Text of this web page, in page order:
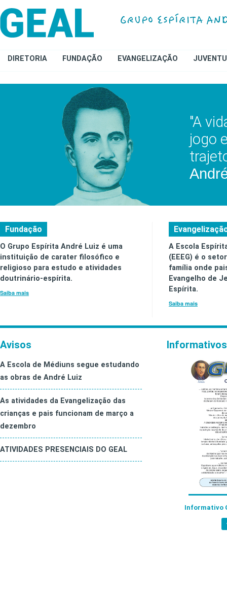
DIRETORIA FUNDAÇÃO EVANGELIZAÇÃO
"A
jogo
Fundação
O Grupo Espírita André Luiz é uma
instituição de carater filosófico e
religioso para estudo e atividades
doutrinário-espírita.
Saiba mais
A Escola
(EEEG) é o
família onde
Evangelho de
Espírita.
Saiba mais
Avisos
A Escola de Médiuns segue estudando
as obras de André Luiz
As atividades da Evangelização das
crianças e pais funcionam de março a
dezembro
ATIVIDADES PRESENCIAIS DO GEAL
Informativos
Informativo